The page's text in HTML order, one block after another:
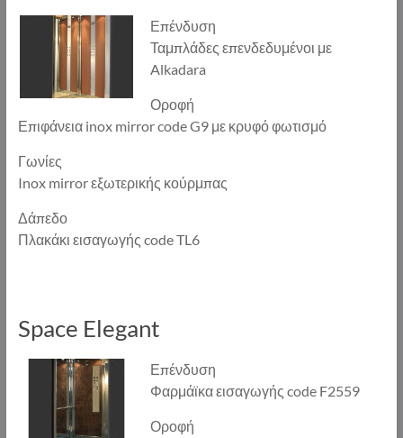
Επένδυση
Ταμπλάδες επενδεδυμένοι με
Alkadara
Οροφή
Επιφάνεια inox mirror code G9 με κρυφό φωτισμό
Γωνίες
Inox mirror εξωτερικής κούρμπας
Δάπεδο
Πλακάκι εισαγωγής code TL6
Space Elegant
Επένδυση
Φαρμάϊκα εισαγωγής code F2559
Οροφή